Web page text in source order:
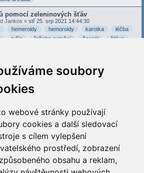
soubory
webové stránky používají
cookies a další sledovací
s cílem vylepšení
prostředí, zobrazení
obsahu a reklam,
pomocí zeleninových šťáv
Jankos « stř 25. srp 2021 14:44:30
hemeroidy hemoroidy karotka
léčba
tuřín řeřicha-potoční špenát
šťáva
zeleninové a ovocné šťávy
stani«sob 22. kvě 2021 16:05:03
Přejít na
v tomto fóru
v tomto fóru